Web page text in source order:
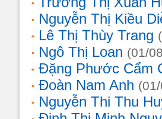
Nguyễn Thị Kiều
Lê Thị Thùy Trang
Ngô Thị Loan (01/
Đặng Phước Cẩm
Đoàn Nam Anh
Nguyễn Thi Thu